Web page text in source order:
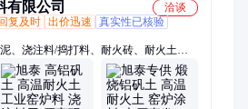
有限公司
洽谈
回复及时 出价迅速
真实性已核验
、浇注料/捣打料、耐火砖、耐火土、
白刚玉、棕刚玉、蓄热球